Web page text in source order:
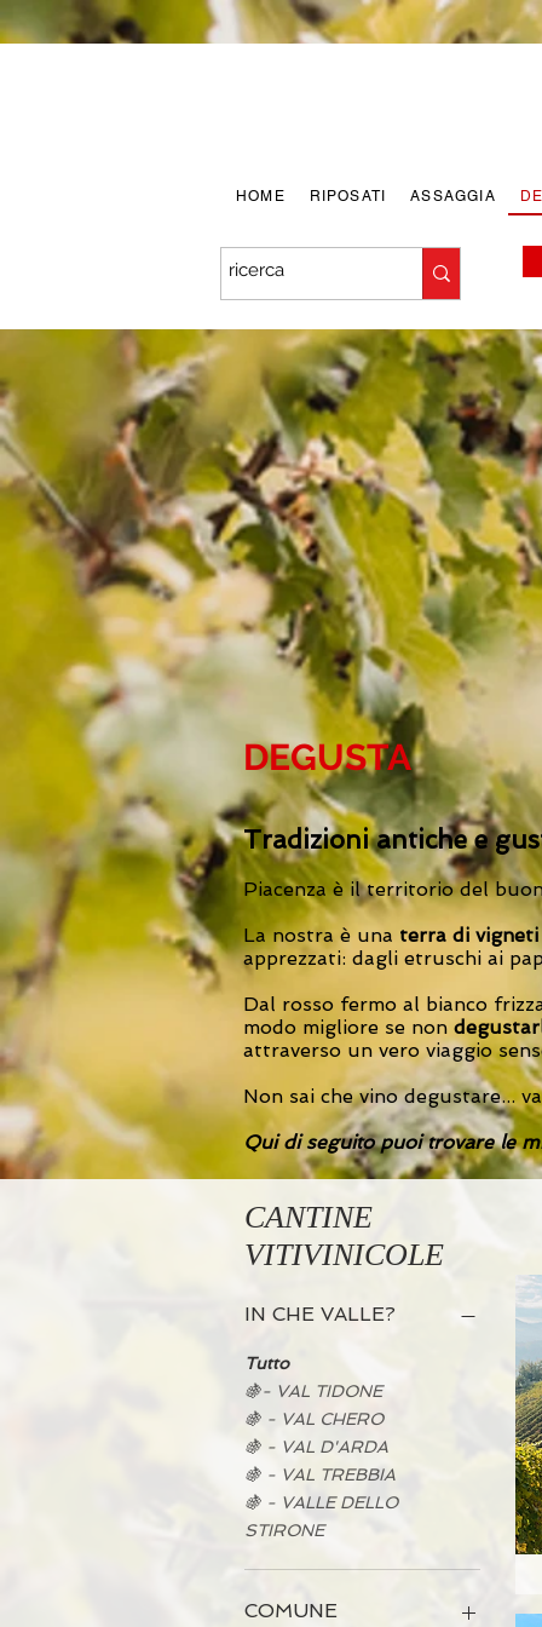
HOME RIPOSATI ASSAGGIA
DEGUSTA
Tradizioni antiche e
Piacenza è il territorio del
La nostra è una terra di vigneti
apprezzati: dagli etruschi ai
Dal rosso fermo al bianco
modo migliore se non
attraverso un vero viaggio
Non sai che vino degustare...
Qui di seguito puoi trovare le
CANTINE
VITIVINICOLE
IN CHE VALLE?
Tutto
🍇- VAL TIDONE
🍇 - VAL CHERO
🍇 - VAL D'ARDA
🍇 - VAL TREBBIA
🍇 - VALLE DELLO
STIRONE
COMUNE